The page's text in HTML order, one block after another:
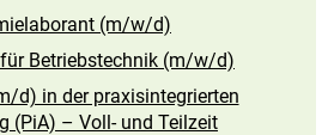
(m/w/d)
Betriebstechnik (m/w/d)
d) in der praxisintegrierten
(PiA) – Voll- und Teilzeit